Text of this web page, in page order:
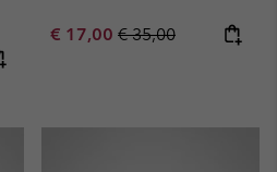
Sale price:
€ 17,00 Regular price:
€ 35,00